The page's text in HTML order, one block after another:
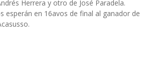
Herrera y otro de José Paradela.
esperán en 16avos de final al ganador de